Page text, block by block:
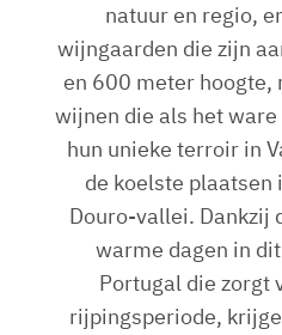
natuur en regio,
wijngaarden die zijn
en 600 meter hoogte,
wijnen die als het
hun unieke terroir in
de koelste plaatsen
Douro-vallei. Dankzij
warme dagen in
Portugal die zorgt
rijpingsperiode,